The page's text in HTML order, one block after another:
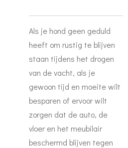
Als je hond geen geduld
heeft om rustig te blijven
staan tijdens het drogen
van de vacht, als je
gewoon tijd en moeite wilt
besparen of ervoor wilt
zorgen dat de auto, de
vloer en het meubilair
beschermd blijven tegen